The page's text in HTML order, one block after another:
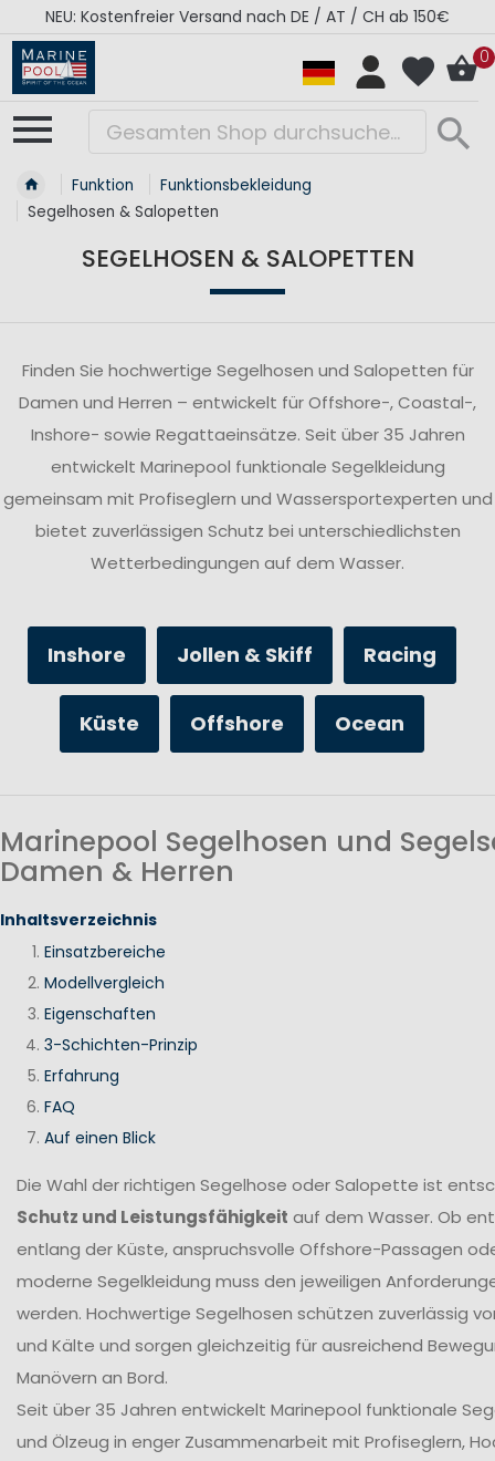
AT / CH ab 150€
RÉGATES ROYALES
0
Funktion
Funktionsbekleidung
Segelhosen & Salopetten
SEGELHOSEN & SALOPETTEN
Finden Sie hochwertige Segelhosen und Salopetten für
Damen und Herren – entwickelt für Offshore-, Coastal-,
Inshore- sowie Regattaeinsätze. Seit über 35 Jahren
entwickelt Marinepool funktionale Segelkleidung
gemeinsam mit Profiseglern und Wassersportexperten und
bietet zuverlässigen Schutz bei unterschiedlichsten
Wetterbedingungen auf dem Wasser.
Inshore Jollen & Skiff Racing
Küste Offshore Ocean
Marinepool Segelhosen und
Damen & Herren
Inhaltsverzeichnis
Einsatzbereiche
Modellvergleich
Eigenschaften
3-Schichten-Prinzip
Erfahrung
FAQ
Auf einen Blick
Die Wahl der richtigen Segelhose oder Salopette ist
Schutz und Leistungsfähigkeit auf dem Wasser. Ob
entlang der Küste, anspruchsvolle Offshore-Passagen
moderne Segelkleidung muss den jeweiligen
werden. Hochwertige Segelhosen schützen zuverlässig
und Kälte und sorgen gleichzeitig für ausreichend
Manövern an Bord.
Seit über 35 Jahren entwickelt Marinepool funktionale
und Ölzeug in enger Zusammenarbeit mit Profiseglern,